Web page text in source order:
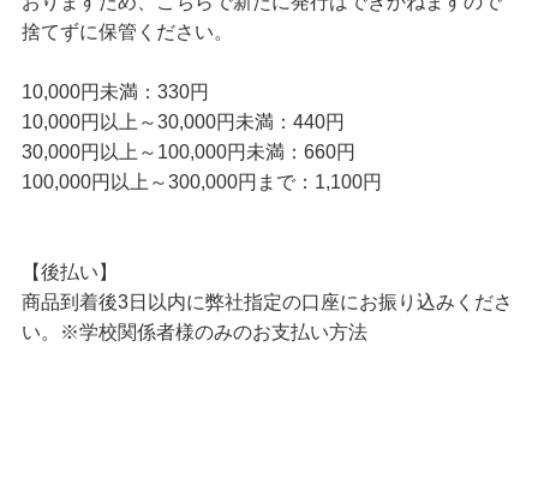
捨てずに保管ください。
10,000円未満：330円
10,000円以上～30,000円未満：440円
30,000円以上～100,000円未満：660円
100,000円以上～300,000円まで：1,100円
【後払い】
商品到着後3日以内に弊社指定の口座にお振り込みくださ
い。※学校関係者様のみのお支払い方法